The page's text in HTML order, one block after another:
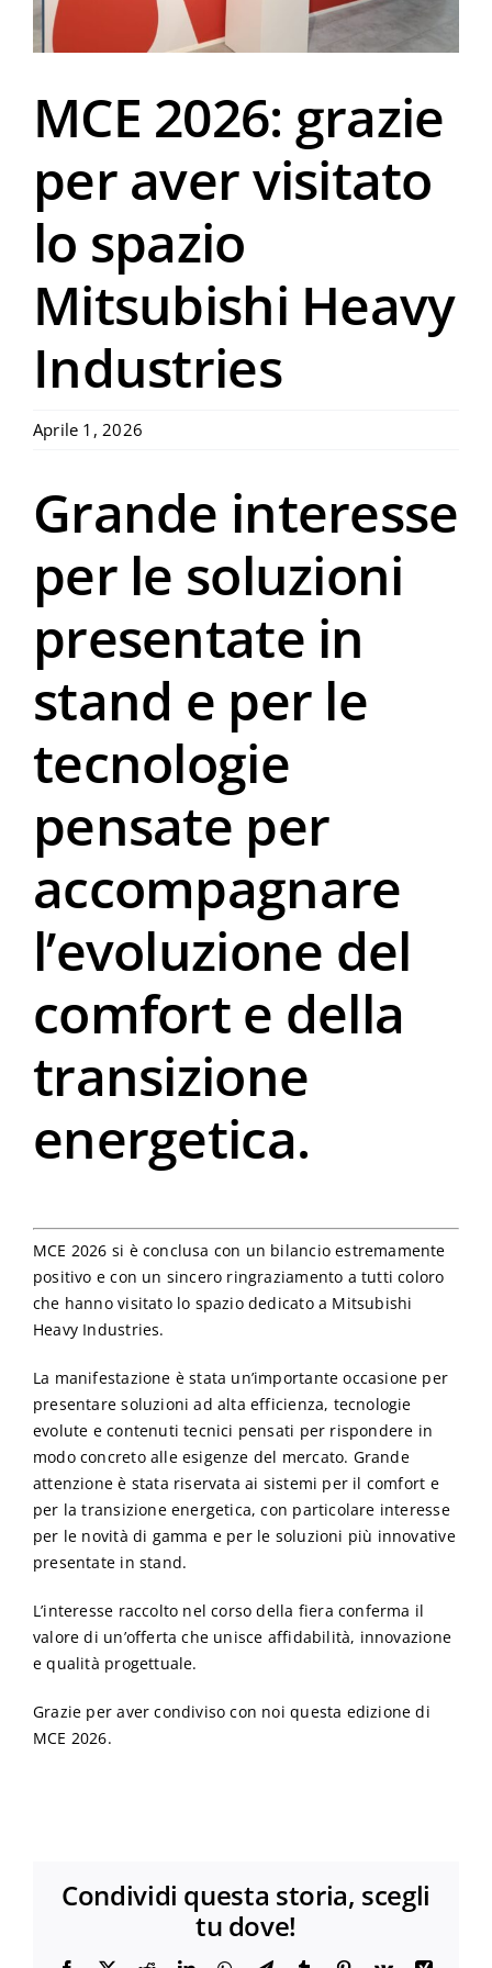
Progettisti
Servizi
News
Archivio Video
MCE 2026: grazie
per aver visitato
lo spazio
Mitsubishi Heavy
Industries
Aprile 1, 2026
Grande interesse
per le soluzioni
presentate in
stand e per le
tecnologie
pensate per
accompagnare
l’evoluzione del
comfort e della
transizione
energetica.
MCE 2026 si è conclusa con un bilancio estremamente
positivo e con un sincero ringraziamento a tutti coloro
che hanno visitato lo spazio dedicato a Mitsubishi
Heavy Industries.
La manifestazione è stata un’importante occasione per
presentare soluzioni ad alta efficienza, tecnologie
evolute e contenuti tecnici pensati per rispondere in
modo concreto alle esigenze del mercato. Grande
attenzione è stata riservata ai sistemi per il comfort e
per la transizione energetica, con particolare interesse
per le novità di gamma e per le soluzioni più innovative
presentate in stand.
L’interesse raccolto nel corso della fiera conferma il
valore di un’offerta che unisce affidabilità, innovazione
e qualità progettuale.
Grazie per aver condiviso con noi questa edizione di
MCE 2026.
Condividi questa storia, scegli
tu dove!